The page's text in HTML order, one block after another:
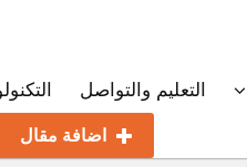
التعليم والتواصل
اضافة مقال